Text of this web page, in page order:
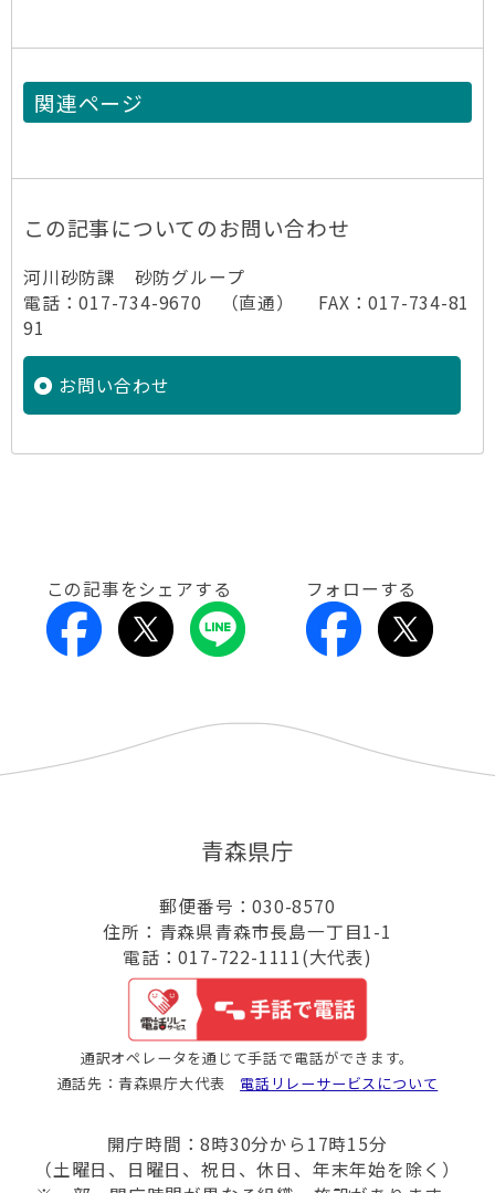
関連ページ
この記事についてのお問い合わせ
河川砂防課 砂防グループ
電話：017-734-9670 （直通） FAX：017-734-81
91
お問い合わせ
この記事をシェアする フォローする
青森県庁
郵便番号：030-8570
住所：青森県青森市長島一丁目1-1
電話：017-722-1111(大代表)
通訳オペレータを通じて手話で電話ができます。
通話先：青森県庁大代表 電話リレーサービスについて
開庁時間：8時30分から17時15分
（土曜日、日曜日、祝日、休日、年末年始を除く）